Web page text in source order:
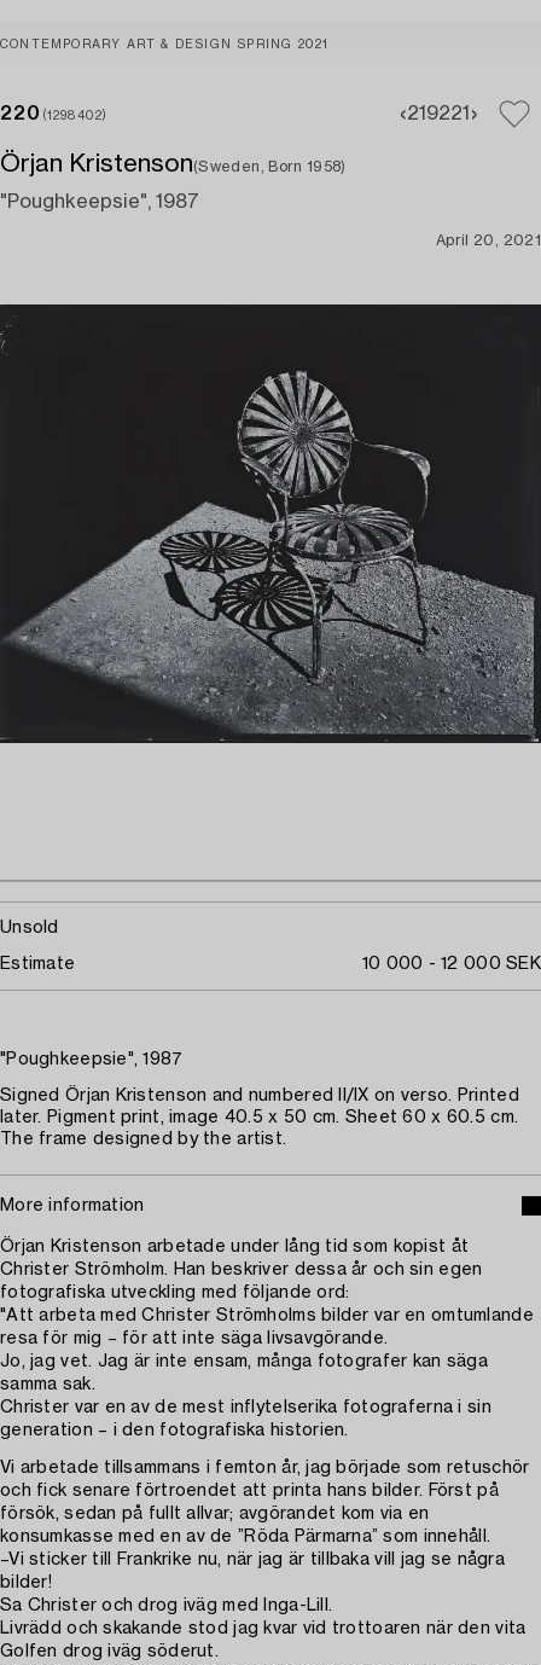
CONTEMPORARY ART & DESIGN SPRING 2021
220 (1298402) 219221
Örjan Kristenson(Sweden, Born 1958)
"Poughkeepsie", 1987
April 20, 2021
Unsold
Estimate 10 000 - 12 000 SEK
"Poughkeepsie", 1987
Signed Örjan Kristenson and numbered II/IX on verso. Printed
later. Pigment print, image 40.5 x 50 cm. Sheet 60 x 60.5 cm.
The frame designed by the artist.
More information
Örjan Kristenson arbetade under lång tid som kopist åt
Christer Strömholm. Han beskriver dessa år och sin egen
fotografiska utveckling med följande ord:
"Att arbeta med Christer Strömholms bilder var en omtumlande
resa för mig – för att inte säga livsavgörande.
Jo, jag vet. Jag är inte ensam, många fotografer kan säga
samma sak.
Christer var en av de mest inflytelserika fotograferna i sin
generation – i den fotografiska historien.
Vi arbetade tillsammans i femton år, jag började som retuschör
och fick senare förtroendet att printa hans bilder. Först på
försök, sedan på fullt allvar; avgörandet kom via en
konsumkasse med en av de ”Röda Pärmarna” som innehåll.
–Vi sticker till Frankrike nu, när jag är tillbaka vill jag se några
bilder!
Sa Christer och drog iväg med Inga-Lill.
Livrädd och skakande stod jag kvar vid trottoaren när den vita
Golfen drog iväg söderut.